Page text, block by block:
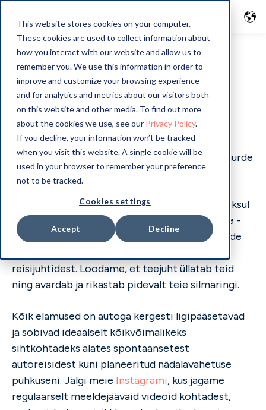
This website stores cookies on your computer.
These cookies are used to collect information about
how you interact with our website and allow us to
remember you. We use this information in order to
improve and customize your browsing experience
and for analytics and metrics about our visitors both
on this website and other media. To find out more
about the cookies we use, see our Privacy Policy.
If you decline, your information won’t be tracked
when you visit this website. A single cookie will be
used in your browser to remember your preference
not to be tracked.
Cookies settings
Accept Decline
GoMore guide in
Austria
Tere tulemast teie kohaliku GoMore Guide'i juurde
sõidusõbralike elamuste kohta Austria. Aja jooksul
oleme kogunud väikeste, kohalike entusiastide -
sageli GoMore'i liikmete - poolt juhitud kohtade
kujul kohalikke pärleid, mida te ei leia suurtest
reisijuhtidest. Loodame, et teejuht üllatab teid
ning avardab ja rikastab pidevalt teie silmaringi.
Kõik elamused on autoga kergesti ligipääsetavad
ja sobivad ideaalselt kõikvõimalikeks
sihtkohtadeks alates spontaansetest
autoreisidest kuni planeeritud nädalavahetuse
puhkuseni. Jälgi meie Instagrami, kus jagame
regulaarselt meeldejäävaid videoid kohtadest,